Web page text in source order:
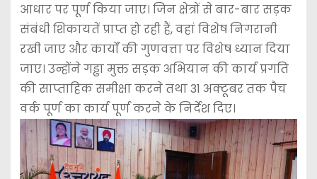
आधार पर पूर्ण किया जाए। जिन क्षेत्रों से बार-बार सड़क
संबंधी शिकायतें प्राप्त हो रही हैं, वहां विशेष निगरानी
रखी जाए और कार्यों की गुणवत्ता पर विशेष ध्यान दिया
जाए। उन्होंने गड्ढा मुक्त सड़क अभियान की कार्य प्रगति
की साप्ताहिक समीक्षा करने तथा 31 अक्टूबर तक पैच
वर्क पूर्ण का कार्य पूर्ण करने के निर्देश दिए।